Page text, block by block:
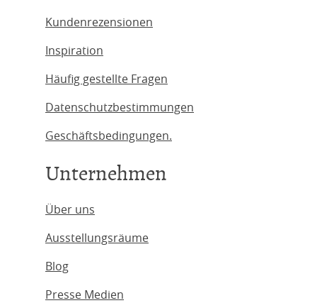
Kundenrezensionen
Inspiration
Häufig gestellte Fragen
Datenschutzbestimmungen
Geschäftsbedingungen.
Unternehmen
Über uns
Ausstellungsräume
Blog
Presse Medien